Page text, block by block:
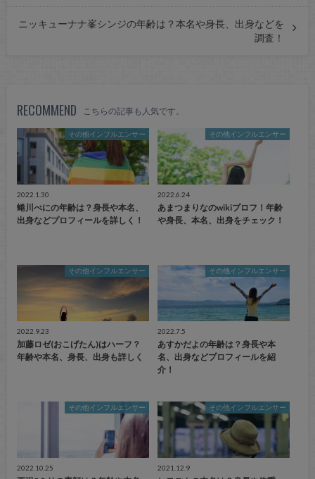
ニッキューナナ峯シンジの年齢は？本名や身長、出身などを
調査！
RECOMMEND こちらの記事も人気です。
その他インフルエンサー
2022.1.30
蜷川べにの年齢は？身長や本名、
出身などプロフィールを詳しく！
その他インフルエンサー
2022.6.24
あまつまりなのwikiプロフ！年齢
や身長、本名、出身をチェック！
その他インフルエンサー
2022.9.23
加藤ロゼ(おこげたん)はハーフ？
年齢や本名、身長、出身も詳しく
その他インフルエンサー
2022.7.5
あすかだよの年齢は？身長や本
名、出身などプロフィールを紹
介！
その他インフルエンサー
2022.10.25
その他インフルエンサー
2021.12.9